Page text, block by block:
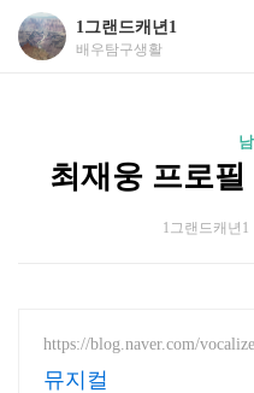
1그랜드캐년1
배우탐구생활
최재웅 프로
1그랜드캐년1
https://blog.naver.com/
뮤지컬